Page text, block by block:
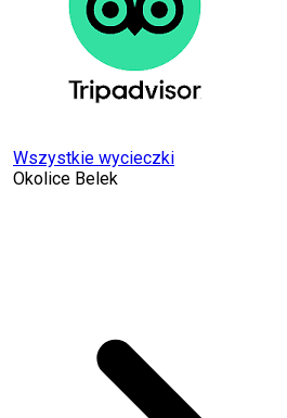
Wszystkie wycieczki
Okolice Belek